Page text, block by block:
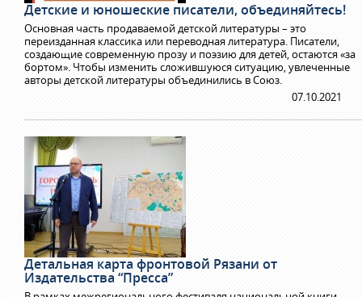
Детские и юношеские писатели, объединяйтесь!
Основная часть продаваемой детской литературы – это
переизданная классика или переводная литература. Писатели,
создающие современную прозу и поэзию для детей, остаются «за
бортом». Чтобы изменить сложившуюся ситуацию, увлеченные
авторы детской литературы объединились в Союз.
07.10.2021
Детальная карта фронтовой Рязани от
Издательства “Пресса”